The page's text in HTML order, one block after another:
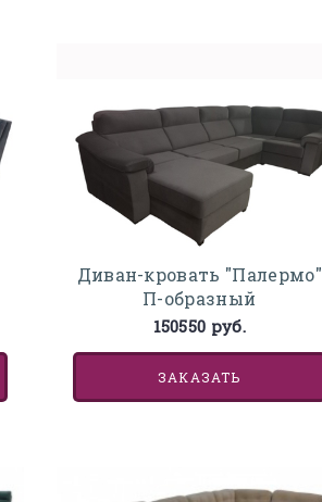
Диван-кровать "Палермо"
П-образный
150550 руб.
ЗАКАЗАТЬ